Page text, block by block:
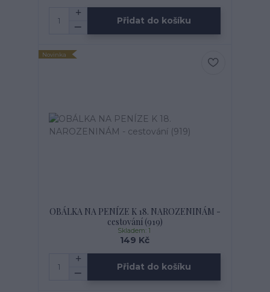
Přidat do košíku
Novinka
OBÁLKA NA PENÍZE K 18. NAROZENINÁM -
cestování (919)
149 Kč
Skladem: 1
Přidat do košíku